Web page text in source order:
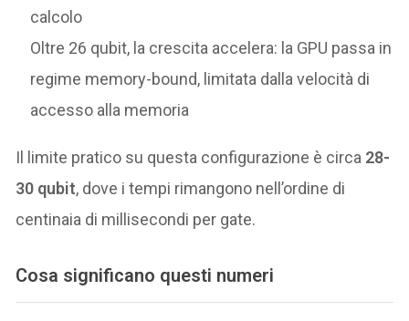
calcolo
Oltre 26 qubit, la crescita accelera: la GPU passa in
regime memory-bound, limitata dalla velocità di
accesso alla memoria
Il limite pratico su questa configurazione è circa 28-
30 qubit, dove i tempi rimangono nell’ordine di
centinaia di millisecondi per gate.
Cosa significano questi numeri